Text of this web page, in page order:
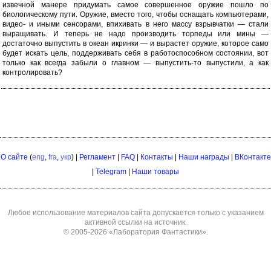
извечной манере придумать самое совершенное оружие пошло по
биологическому пути. Оружие, вместо того, чтобы оснащать компьютерами,
видео- и иными сенсорами, впихивать в него массу взрывчатки — стали
выращивать. И теперь не надо производить торпеды или мины —
достаточно выпустить в океан икринки — и вырастет оружие, которое само
будет искать цель, поддерживать себя в работоспособном состоянии, вот
только как всегда забыли о главном — выпустить-то выпустили, а как
контролировать?
О сайте (eng, fra, укр) | Регламент| FAQ| Контакты Наши награды
ВКонтакте
Telegram Наши товары
Любое использование материалов сайта допускается только с указанием
активной ссылки на источник.
© 2005-2026 «Лаборатория Фантастики».